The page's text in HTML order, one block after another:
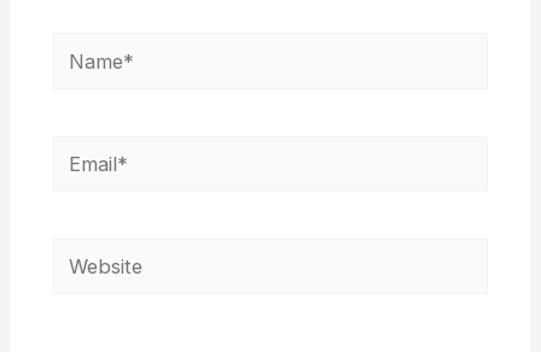
Name*
Email*
Website